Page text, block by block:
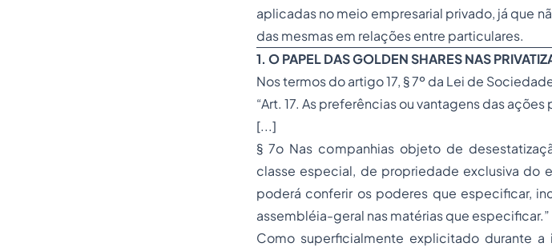
aplicadas no meio empresarial privado, já que
das mesmas em relações entre particulares.
1. O PAPEL DAS GOLDEN SHARES NAS
Nos termos do artigo 17, § 7º da Lei de
“Art. 17. As preferências ou vantagens das
[...]
§ 7o Nas companhias objeto de
classe especial, de propriedade exclusiva do
poderá conferir os poderes que especificar,
assembléia-geral nas matérias que especificar.”
Como superficialmente explicitado durante